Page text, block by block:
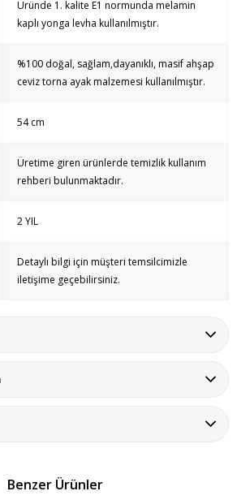
Üründe 1. kalite E1 normunda melamin
kaplı yonga levha kullanılmıştır.
%100 doğal, sağlam,dayanıklı, masif ahşap
ceviz torna ayak malzemesi kullanılmıştır.
54 cm
Üretime giren ürünlerde temizlik kullanım
rehberi bulunmaktadır.
2 YIL
Detaylı bilgi için müşteri temsilcimizle
iletişime geçebilirsiniz.
Benzer Ürünler